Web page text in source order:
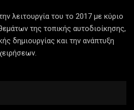
λειτουργία του το 2017 με κύριο
της τοπικής αυτοδιοίκησης,
δημιουργίας και την ανάπτυξη